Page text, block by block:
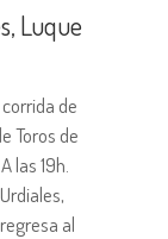
Luque
de
Toros de
las 19h.
al